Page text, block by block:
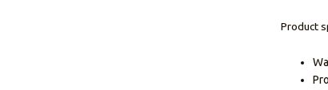
Product